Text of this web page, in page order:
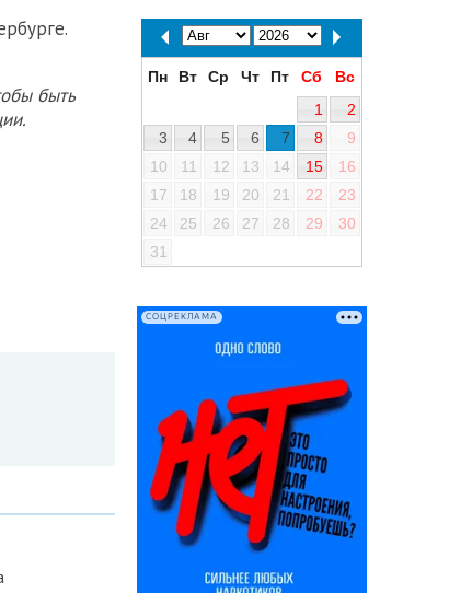
быть
Пн Вт Ср Чт Пт Сб
Вс
1
2
3
4 5 6 7 8
9
10
11 12 13 14 15
16
17
18 19 20 21 22
23
24
25 26 27 28 29
30
31
СОЦРЕКЛАМА